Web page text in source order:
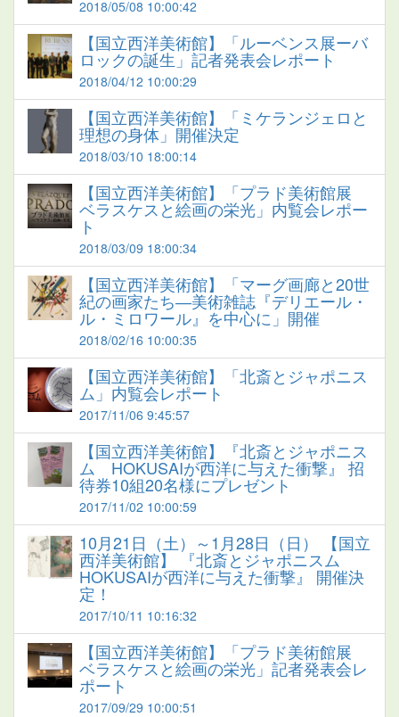
2018/05/08 10:00:42
【国立西洋美術館】「ルーベンス展ーバ
ロックの誕生」記者発表会レポート
2018/04/12 10:00:29
【国立西洋美術館】「ミケランジェロと
理想の身体」開催決定
2018/03/10 18:00:14
【国立西洋美術館】「プラド美術館展
ベラスケスと絵画の栄光」内覧会レポー
ト
2018/03/09 18:00:34
【国立西洋美術館】「マーグ画廊と20世
紀の画家たち―美術雑誌『デリエール・
ル・ミロワール』を中心に」開催
2018/02/16 10:00:35
【国立西洋美術館】「北斎とジャポニス
ム」内覧会レポート
2017/11/06 9:45:57
【国立西洋美術館】『北斎とジャポニス
ム HOKUSAIが西洋に与えた衝撃』 招
待券10組20名様にプレゼント
2017/11/02 10:00:59
10月21日（土）～1月28日（日） 【国立
西洋美術館】 『北斎とジャポニスム
HOKUSAIが西洋に与えた衝撃』 開催決
定！
2017/10/11 10:16:32
【国立西洋美術館】「プラド美術館展
ベラスケスと絵画の栄光」記者発表会レ
ポート
2017/09/29 10:00:51